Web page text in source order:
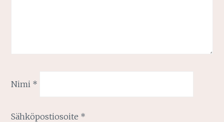
Nimi *
Sähköpostiosoite *